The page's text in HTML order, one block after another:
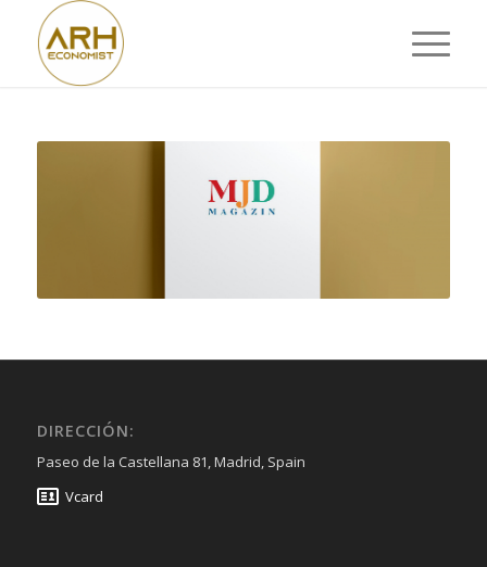
DIRECCIÓN:
Paseo de la Castellana 81, Madrid, Spain
Vcard